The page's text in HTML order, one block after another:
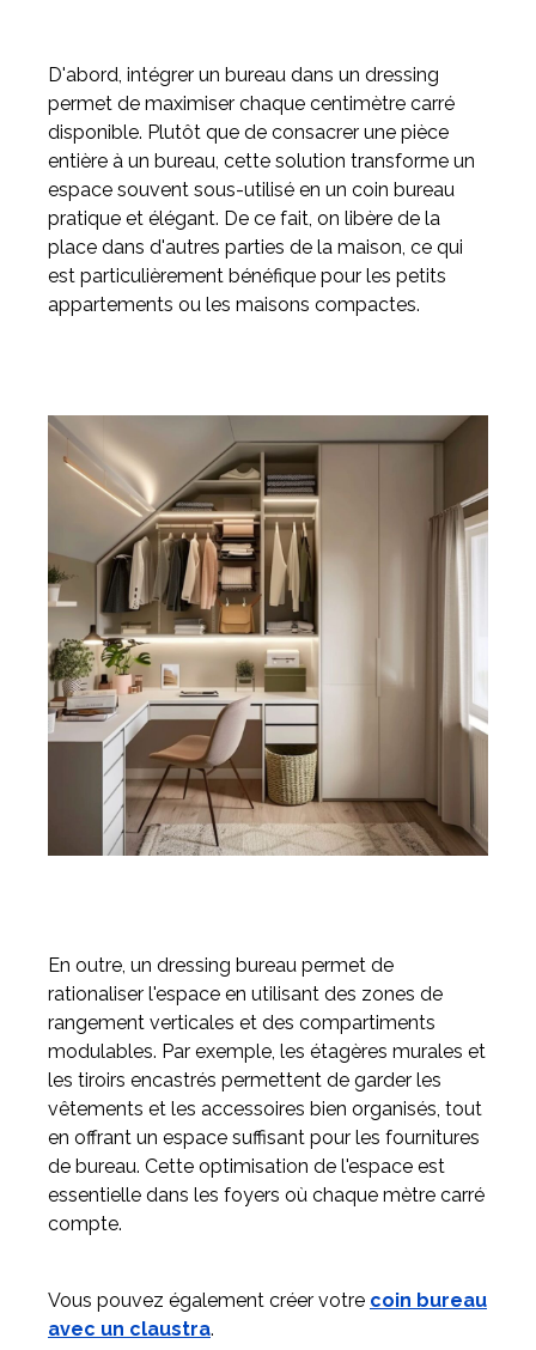
D'abord, intégrer un bureau dans un dressing
permet de maximiser chaque centimètre carré
disponible. Plutôt que de consacrer une pièce
entière à un bureau, cette solution transforme un
espace souvent sous-utilisé en un coin bureau
pratique et élégant. De ce fait, on libère de la
place dans d'autres parties de la maison, ce qui
est particulièrement bénéfique pour les petits
appartements ou les maisons compactes.
En outre, un dressing bureau permet de
rationaliser l'espace en utilisant des zones de
rangement verticales et des compartiments
modulables. Par exemple, les étagères murales et
les tiroirs encastrés permettent de garder les
vêtements et les accessoires bien organisés, tout
en offrant un espace suffisant pour les fournitures
de bureau. Cette optimisation de l'espace est
essentielle dans les foyers où chaque mètre carré
compte.
Vous pouvez également créer votre coin bureau
avec un claustra.